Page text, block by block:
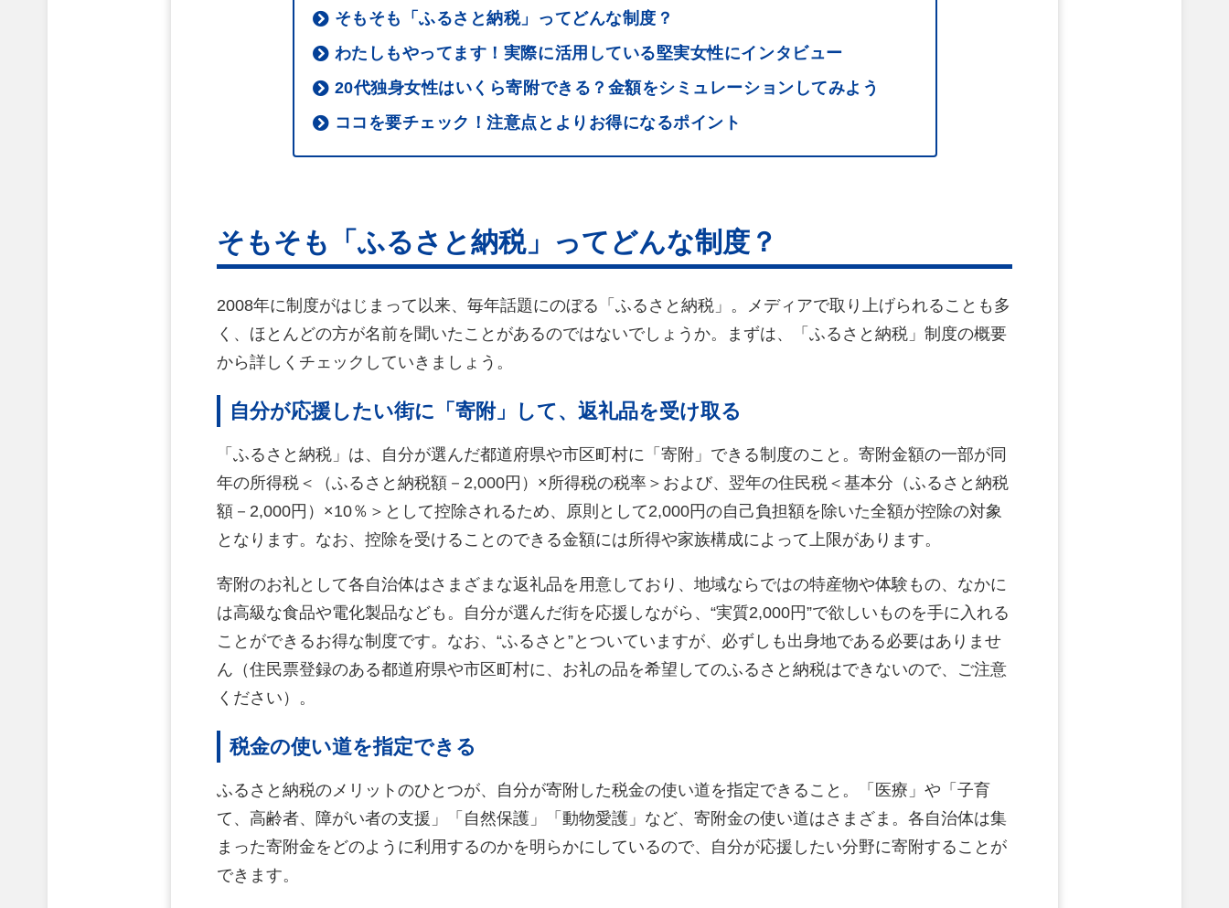
そもそも「ふるさと納税」ってどんな制度？
わたしもやってます！実際に活用している堅実女性にインタビュー
20代独身女性はいくら寄附できる？金額をシミュレーションしてみよう
ココを要チェック！注意点とよりお得になるポイント
そもそも「ふるさと納税」ってどんな制度？
2008年に制度がはじまって以来、毎年話題にのぼる「ふるさと納税」。メディアで取り上げられることも多
く、ほとんどの方が名前を聞いたことがあるのではないでしょうか。まずは、「ふるさと納税」制度の概要
から詳しくチェックしていきましょう。
自分が応援したい街に「寄附」して、返礼品を受け取る
「ふるさと納税」は、自分が選んだ都道府県や市区町村に「寄附」できる制度のこと。寄附金額の一部が同
年の所得税＜（ふるさと納税額－2,000円）×所得税の税率＞および、翌年の住民税＜基本分（ふるさと納税
額－2,000円）×10％＞として控除されるため、原則として2,000円の自己負担額を除いた全額が控除の対象
となります。なお、控除を受けることのできる金額には所得や家族構成によって上限があります。
寄附のお礼として各自治体はさまざまな返礼品を用意しており、地域ならではの特産物や体験もの、なかに
は高級な食品や電化製品なども。自分が選んだ街を応援しながら、“実質2,000円”で欲しいものを手に入れる
ことができるお得な制度です。なお、“ふるさと”とついていますが、必ずしも出身地である必要はありませ
ん（住民票登録のある都道府県や市区町村に、お礼の品を希望してのふるさと納税はできないので、ご注意
ください）。
税金の使い道を指定できる
ふるさと納税のメリットのひとつが、自分が寄附した税金の使い道を指定できること。「医療」や「子育
て、高齢者、障がい者の支援」「自然保護」「動物愛護」など、寄附金の使い道はさまざま。各自治体は集
まった寄附金をどのように利用するのかを明らかにしているので、自分が応援したい分野に寄附することが
できます。